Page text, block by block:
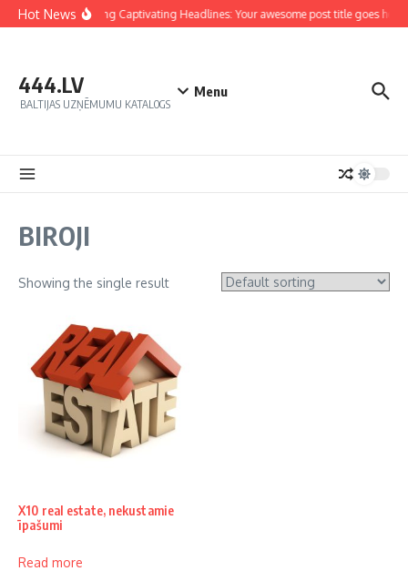
Hot NewsCrafting Captivating Headlines: Your awesome post title goes here
444.LV
BALTIJAS UZŅĒMUMU KATALOGS
Menu
BIROJI
Showing the single result
X10 real estate, nekustamie
īpašumi
Read more